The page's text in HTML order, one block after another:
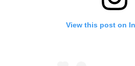
View this post on